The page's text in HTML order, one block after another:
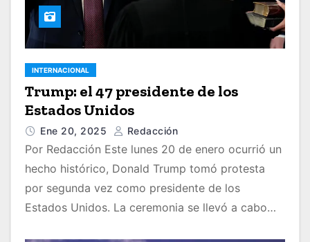
INTERNACIONAL
Trump: el 47 presidente de los
Estados Unidos
Ene 20, 2025 Redacción
Por Redacción Este lunes 20 de enero ocurrió un
hecho histórico, Donald Trump tomó protesta
por segunda vez como presidente de los
Estados Unidos. La ceremonia se llevó a cabo…